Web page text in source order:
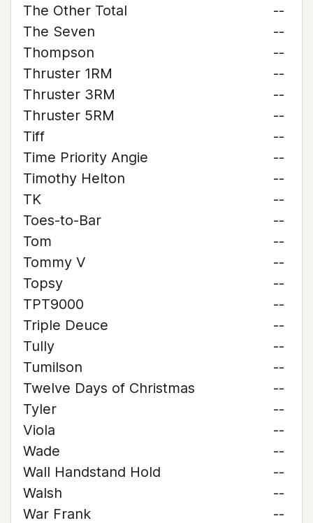
The Other Total
--
The Seven
--
Thompson
--
Thruster 1RM
--
Thruster 3RM
--
Thruster 5RM
--
Tiff
--
Time Priority Angie
--
Timothy Helton
--
TK
--
Toes-to-Bar
--
Tom
--
Tommy V
--
Topsy
--
TPT9000
--
Triple Deuce
--
Tully
--
Tumilson
--
Twelve Days of Christmas
--
Tyler
--
Viola
--
Wade
--
Wall Handstand Hold
--
Walsh
--
War Frank
--